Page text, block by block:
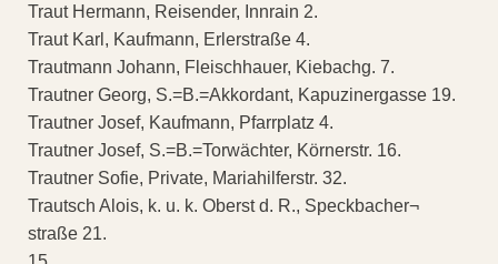
Traut Hermann, Reisender, Innrain 2.
Traut Karl, Kaufmann, Erlerstraße 4.
Trautmann Johann, Fleischhauer, Kiebachg. 7.
Trautner Georg, S.=B.=Akkordant, Kapuzinergasse 19.
Trautner Josef, Kaufmann, Pfarrplatz 4.
Trautner Josef, S.=B.=Torwächter, Körnerstr. 16.
Trautner Sofie, Private, Mariahilferstr. 32.
Trautsch Alois, k. u. k. Oberst d. R., Speckbacher¬
straße 21.